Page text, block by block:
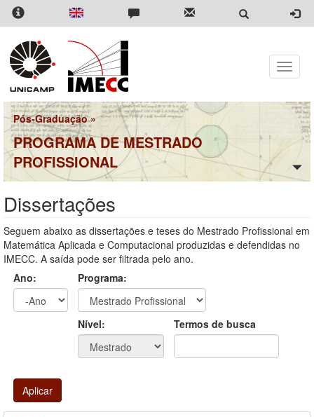
Pular
para
conteúdo
principal
Toggle
Pós-Graduação»
PROGRAMA DE MESTRADO
PROFISSIONAL
Dissertações
Seguem abaixo as dissertações e teses do Mestrado Profissional em
Matemática Aplicada e Computacional produzidas e defendidas no
IMECC. A saída pode ser filtrada pelo ano.
Ano:
Programa:
Nível: Termos de busca
Aplicar